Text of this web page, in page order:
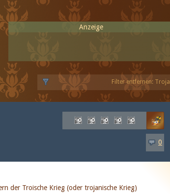
Anzeige
Filter entfernen: Troja
0
der Troische Krieg (oder trojanische Krieg)